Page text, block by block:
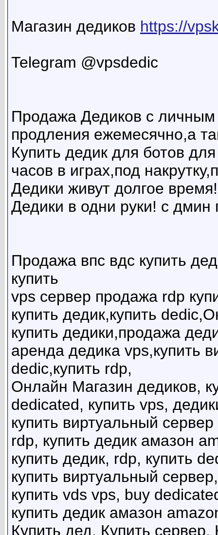
Магазин дедиков https://
Telegram @vpsdedic
Продажа Дедиков с
продления ежемесячно,а
Купить дедик для ботов
часов в играх,под
Дедики живут долгое время!
Дедики в одни руки! с дмин
Продажа впс вдс купить
купить
vps сервер продажа rdp
купить дедик,купить
купить дедики,продажа
аренда дедика vps,купить
dedic,купить rdp,
Онлайн Магазин дедиков,
dedicated, купить vps,
купить виртуальный
rdp, купить дедик амазон
купить дедик, rdp, купить
купить виртуальный сервер,
купить vds vps, buy
купить дедик амазон
Купить дед, Купить